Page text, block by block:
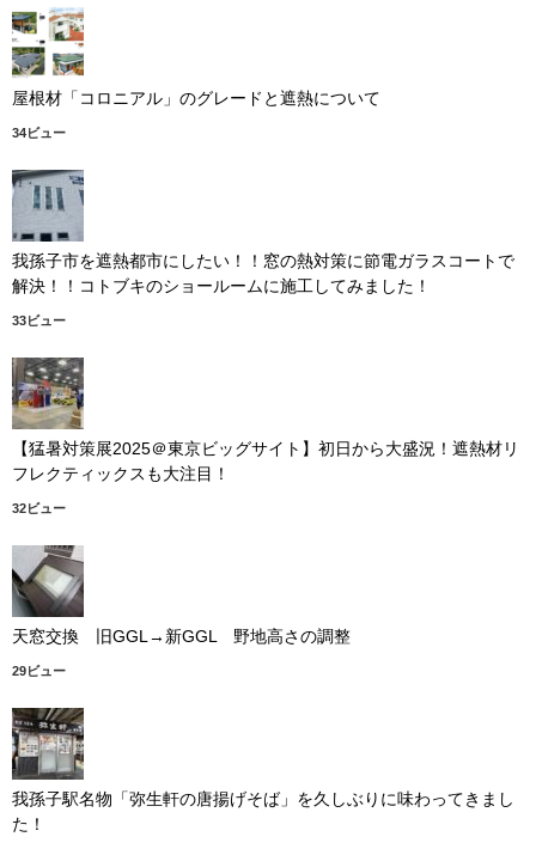
屋根材「コロニアル」のグレードと遮熱について
34ビュー
我孫子市を遮熱都市にしたい！！窓の熱対策に節電ガラスコートで
解決！！コトブキのショールームに施工してみました！
33ビュー
【猛暑対策展2025＠東京ビッグサイト】初日から大盛況！遮熱材リ
フレクティックスも大注目！
32ビュー
天窓交換 旧GGL→新GGL 野地高さの調整
29ビュー
我孫子駅名物「弥生軒の唐揚げそば」を久しぶりに味わってきまし
た！